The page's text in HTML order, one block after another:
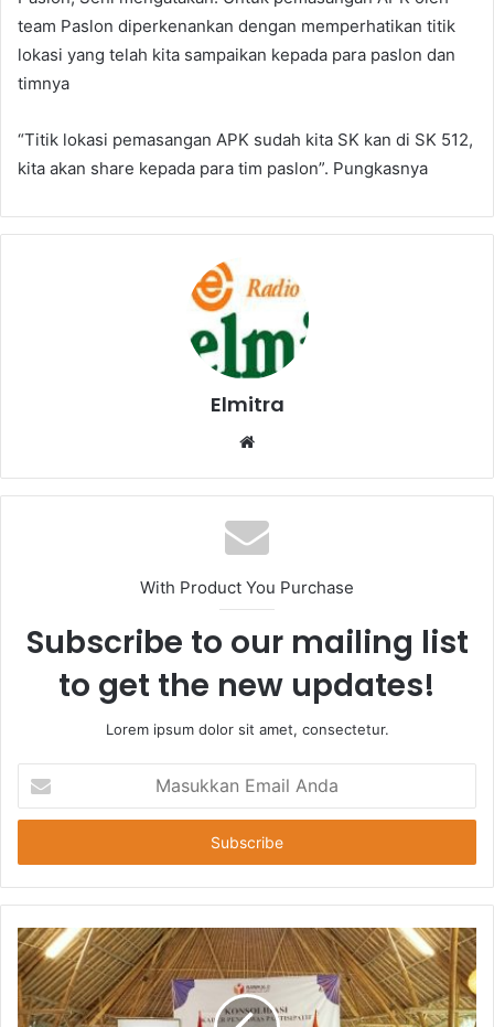
team Paslon diperkenankan dengan memperhatikan titik
lokasi yang telah kita sampaikan kepada para paslon dan
timnya
“Titik lokasi pemasangan APK sudah kita SK kan di SK 512,
kita akan share kepada para tim paslon”. Pungkasnya
Elmitra
Website
With Product You Purchase
Subscribe to our mailing list
to get the new updates!
Lorem ipsum dolor sit amet, consectetur.
Email
Anda